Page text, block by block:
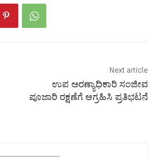
Next article
ಉಪ ಅರಣ್ಯಾಧಿಕಾರಿ ಸಂಜೀವ
ಪೂಜಾರಿ ರಕ್ಷಣೆಗೆ ಆಗ್ರಹಿಸಿ ಪ್ರತಿಭಟನೆ